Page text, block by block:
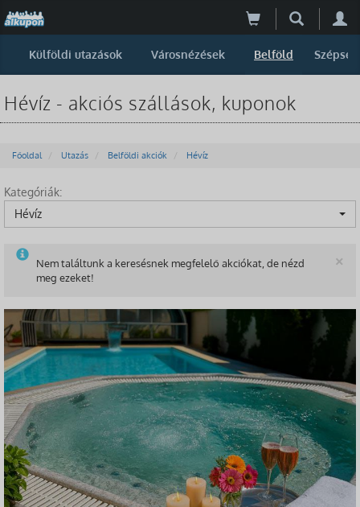
Külföldi utazások Városnézések Belföld Szépség
Hévíz - akciós szállások, kuponok
Főoldal Utazás Belföldi akciók Hévíz
Kategóriák:
Hévíz
×
Nem találtunk a keresésnek megfelelő akciókat, de nézd
meg ezeket!
-53%